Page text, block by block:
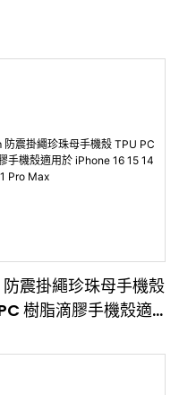
震掛繩珍珠母手機殼
樹脂滴膠手機殼適
Max